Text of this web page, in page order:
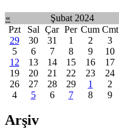
« Şubat 2024
Pzt
Sal Çar Per Cum Cmt
29
30 31 1 2 3
5
6 7 8 9 10
12
13 14 15 16 17
19
20 21 22 23 24
26
27 28 29 1 2
4
5 6 7 8 9
Arşiv